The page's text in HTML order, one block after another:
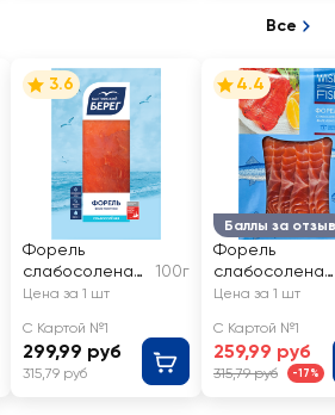
Все
3.6
Форель
слабосоленая
БАЛТИЙСКИЙ
ломтики
100г
Цена за 1 шт
С Картой №1
299,99 руб
315,79 руб
Баллы за отзыв
4.4
Форель
слабосоленая
WISH FISH
Цена за 1 шт
С Картой №1
259,99 руб
315,79 руб -17%